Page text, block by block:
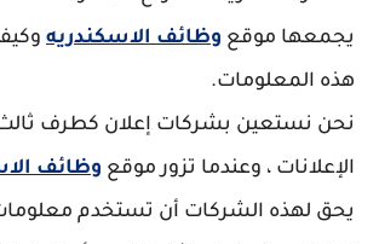
يجمعها موقع وظائف الاسكندريه
هذه المعلومات.
نحن نستعين بشركات إعلان كطرف
الإعلانات ، وعندما تزور موقع وظائف
يحق لهذه الشركات أن تستخدم